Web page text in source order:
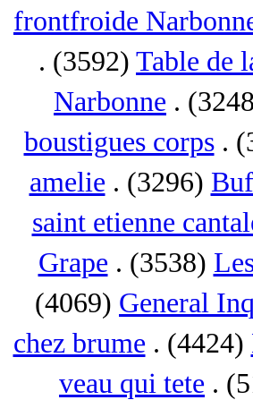
frontfroide
. (3592) Table de
Narbonne .
boustigues corps.
amelie . (3296)
saint etienne
Grape . (3538)
(4069) General
chez brume . (4424)
veau qui tete .